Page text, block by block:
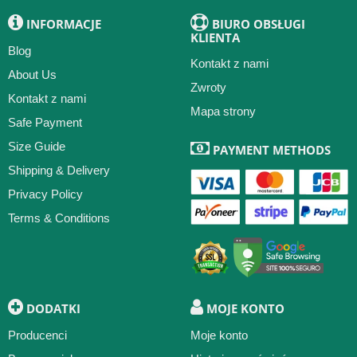
INFORMACJE
Blog
About Us
Kontakt z nami
Safe Payment
Size Guide
Shipping & Delivery
Privacy Policy
Terms & Conditions
BIURO OBSŁUGI
KLIENTA
Kontakt z nami
Zwroty
Mapa strony
PAYMENT METHODS
DODATKI
Producenci
MOJE KONTO
Moje konto